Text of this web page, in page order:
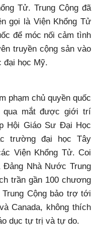
Tử. Trung Cộng đã
gọi là Viện Khổng Tử
để móc nối cảm tình
truyền cộng sản vào
đại học Mỹ.
phạm chủ quyền quốc
qua mắt được giới trí
Hội Giáo Sư Đại Học
trường đại học Tây
Viện Khổng Tử. Coi
Nhà Nước Trung
trần gần 100 chương
Cộng bảo trợ tới
Canada, không thích
dục tự trị và tự do.